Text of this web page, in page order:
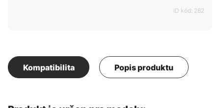
ID kód: 282
Kompatibilita Popis produktu